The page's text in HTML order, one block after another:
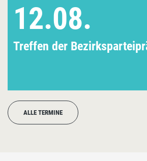
12.08.
Treffen der
ALLE TERMINE